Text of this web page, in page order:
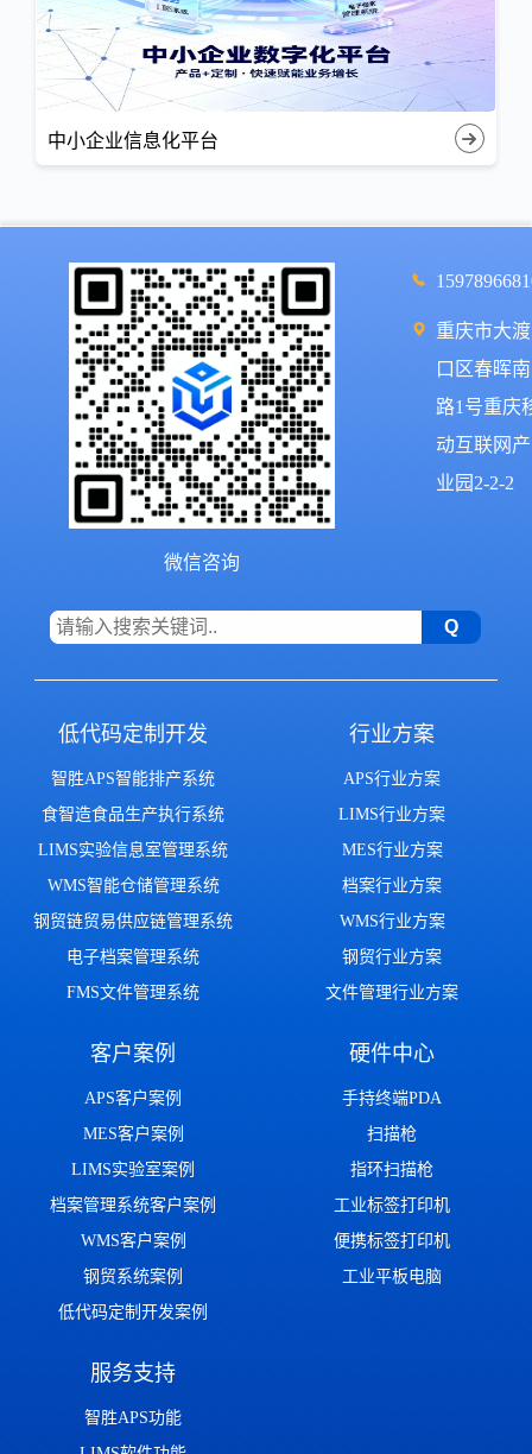
中小企业信息化平台
微信咨询
重庆市大渡
口区春晖南
路1号重庆
动互联网产
业园2-2-2
低代码定制开发
智胜APS智能排产系统
食智造食品生产执行系统
LIMS实验信息室管理系统
WMS智能仓储管理系统
钢贸链贸易供应链管理系统
电子档案管理系统
FMS文件管理系统
行业方案
APS行业方案
LIMS行业方案
MES行业方案
档案行业方案
WMS行业方案
钢贸行业方案
文件管理行业方案
客户案例
APS客户案例
MES客户案例
LIMS实验室案例
档案管理系统客户案例
WMS客户案例
钢贸系统案例
低代码定制开发案例
硬件中心
手持终端PDA
扫描枪
指环扫描枪
工业标签打印机
便携标签打印机
工业平板电脑
服务支持
智胜APS功能